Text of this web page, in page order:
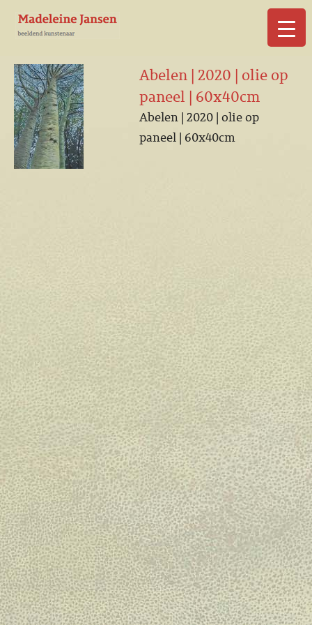
Abelen | 2020 | olie op
paneel | 60x40cm
Abelen | 2020 | olie op
paneel | 60x40cm
▼